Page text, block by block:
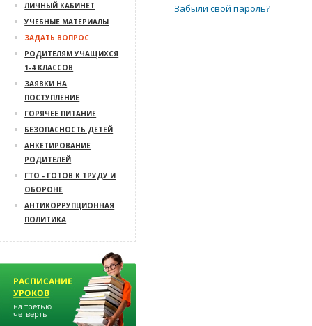
Забыли свой пароль?
ЛИЧНЫЙ КАБИНЕТ
УЧЕБНЫЕ МАТЕРИАЛЫ
ЗАДАТЬ ВОПРОС
РОДИТЕЛЯМ УЧАЩИХСЯ
1-4 КЛАССОВ
ЗАЯВКИ НА
ПОСТУПЛЕНИЕ
ГОРЯЧЕЕ ПИТАНИЕ
БЕЗОПАСНОСТЬ ДЕТЕЙ
АНКЕТИРОВАНИЕ
РОДИТЕЛЕЙ
ГТО - ГОТОВ К ТРУДУ И
ОБОРОНЕ
АНТИКОРРУПЦИОННАЯ
ПОЛИТИКА